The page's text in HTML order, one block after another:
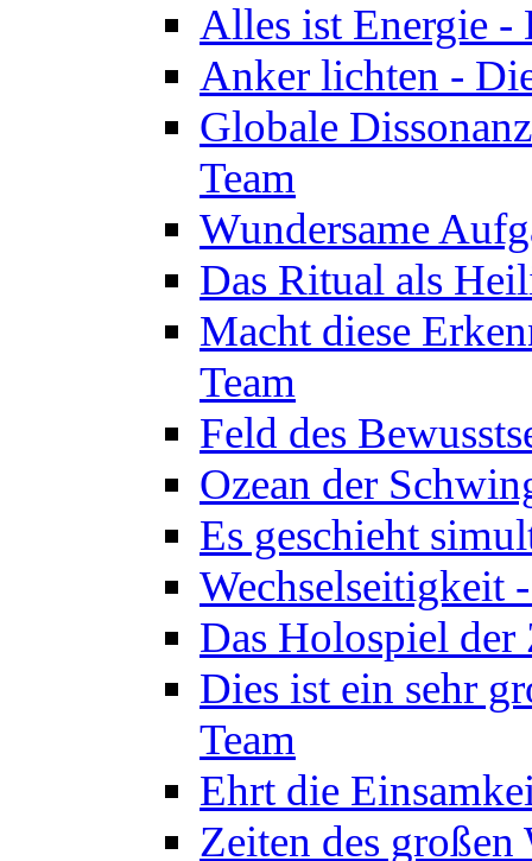
Alles ist Energie -
Anker lichten -
Globale
Team
Wundersame
Das Ritual als
Macht diese
Team
Feld des
Ozean der
Es geschieht
Wechselseitigkeit
Das Holospiel der
Dies ist ein sehr
Team
Ehrt die
Zeiten des großen